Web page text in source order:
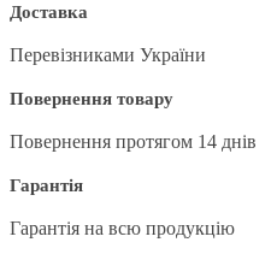
Доставка
Перевізниками України
Повернення товару
Повернення протягом 14 днів
Гарантія
Гарантія на всю продукцію